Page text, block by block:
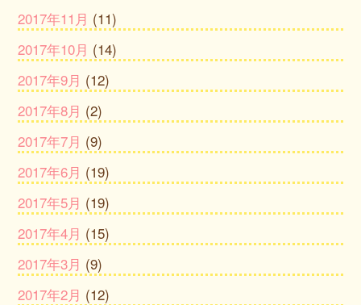
2017年11月 (11)
2017年10月 (14)
2017年9月 (12)
2017年8月 (2)
2017年7月 (9)
2017年6月 (19)
2017年5月 (19)
2017年4月 (15)
2017年3月 (9)
2017年2月 (12)